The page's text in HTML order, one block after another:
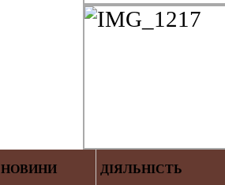
НОВИНИ
ДІЯЛЬНІСТЬ